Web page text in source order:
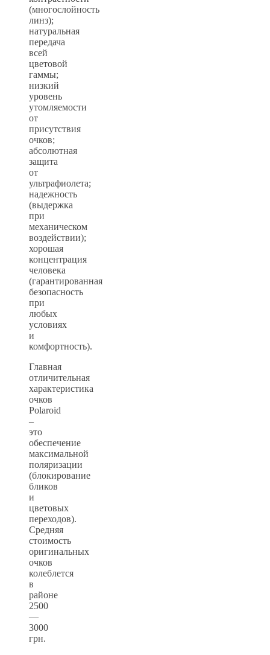
(многослойность
линз);
натуральная
передача
всей
цветовой
гаммы;
низкий
уровень
утомляемости
от
присутствия
очков;
абсолютная
защита
от
ультрафиолета;
надежность
(выдержка
при
механическом
воздействии);
хорошая
концентрация
человека
(гарантированная
безопасность
при
любых
условиях
и
комфортность).
Главная
отличительная
характеристика
очков
Polaroid
–
это
обеспечение
максимальной
поляризации
(блокирование
бликов
и
цветовых
переходов).
Средняя
стоимость
оригинальных
очков
колеблется
в
районе
2500
—
3000
грн.